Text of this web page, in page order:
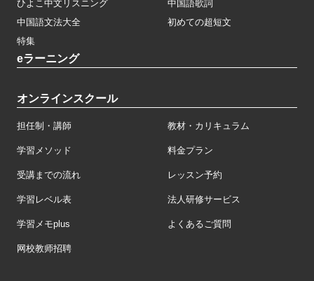
ひよこ中文リスニング
中国語歌詞
中国語文法大全
初めての超短文
特集
eラーニング
オンラインスクール
担任制・講師 教材・カリキュラム
学習メソッド 料金プラン
受講までの流れ レッスン予約
学習レベル表 法人研修サービス
学習メモplus よくあるご質問
网校教师招聘